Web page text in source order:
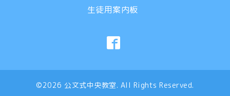
生徒用案内板
©2026 公文式中央教室. All Rights Reserved.